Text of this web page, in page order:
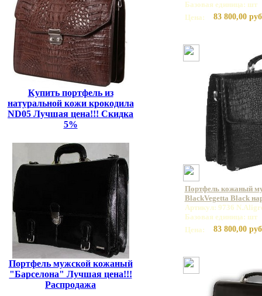
Купить портфель из
натуральной кожи крокодила
ND05 Лучшая цена!!! Скидка
5%
Портфель мужской кожаный
"Барселона" Лучшая цена!!!
Распродажа
Базовая единица: шт
Цена:
83 800,00
Портфель кожаный
BlackVegetta Black
Артикул: 9736
Базовая единица: шт
Цена:
83 800,00